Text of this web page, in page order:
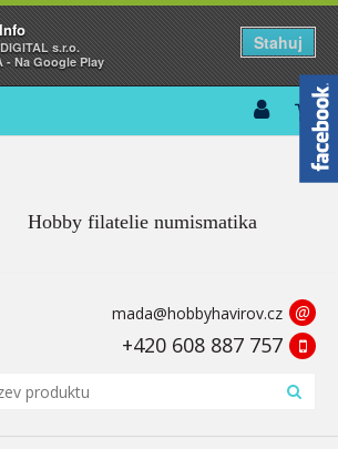
s.r.o.
- Na Google Play
Stahuj
Hobby filatelie numismatika
mada@hobbyhavirov.cz @
+420 608 887 757